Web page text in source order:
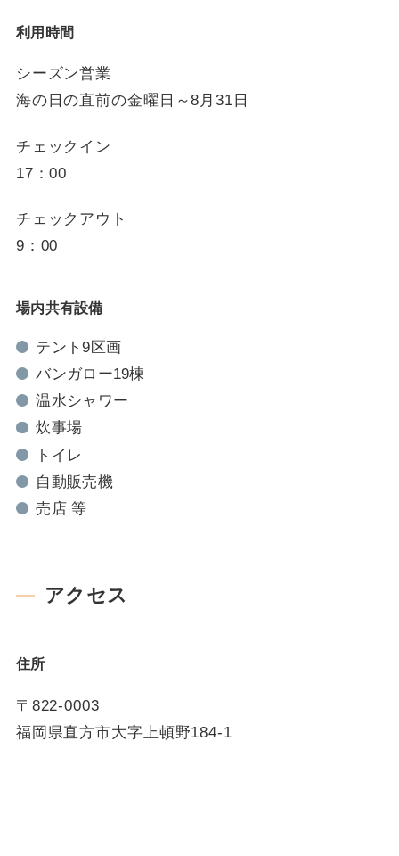
利用時間
シーズン営業
海の日の直前の金曜日～8月31日
チェックイン
17：00
チェックアウト
9：00
場内共有設備
テント9区画
バンガロー19棟
温水シャワー
炊事場
トイレ
自動販売機
売店 等
アクセス
住所
〒822-0003
福岡県直方市大字上頓野184-1